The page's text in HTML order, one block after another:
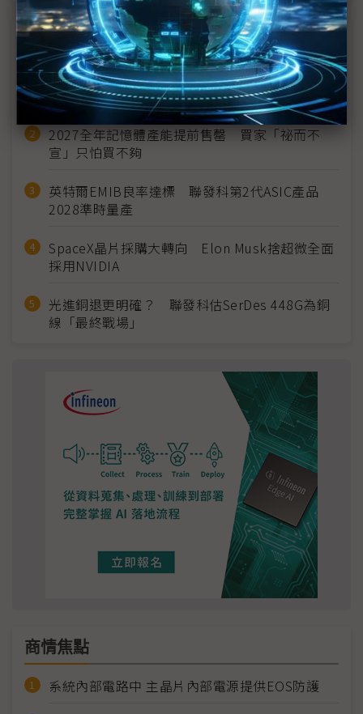
近７天熱門報導
MLCC訂單過熱、出貨比創高 村田示警全球AI基
建熱潮將趨緩
2027全年記憶體產能提前售罄 買家「祕而不
宣」只怕買不夠
英特爾EMIB良率達標 聯發科第2代ASIC產品
2028準時量產
SpaceX晶片採購大轉向 Elon Musk捨超微全面
採用NVIDIA
光進銅退更明確？ 聯發科估SerDes 448G為銅
線「最終戰場」
商情焦點
系統內部電路中 主晶片內部電源提供EOS防護